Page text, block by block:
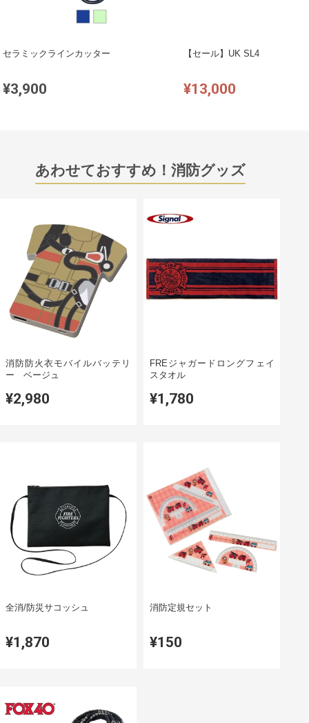
セラミックラインカッター
¥3,900
【セール】UK SL4
¥13,000
あわせておすすめ！消防グッズ
消防防火衣モバイルバッテリ
ー ベージュ
¥2,980
FREジャガードロングフェイ
スタオル
¥1,780
全消/防災サコッシュ
¥1,870
消防定規セット
¥150